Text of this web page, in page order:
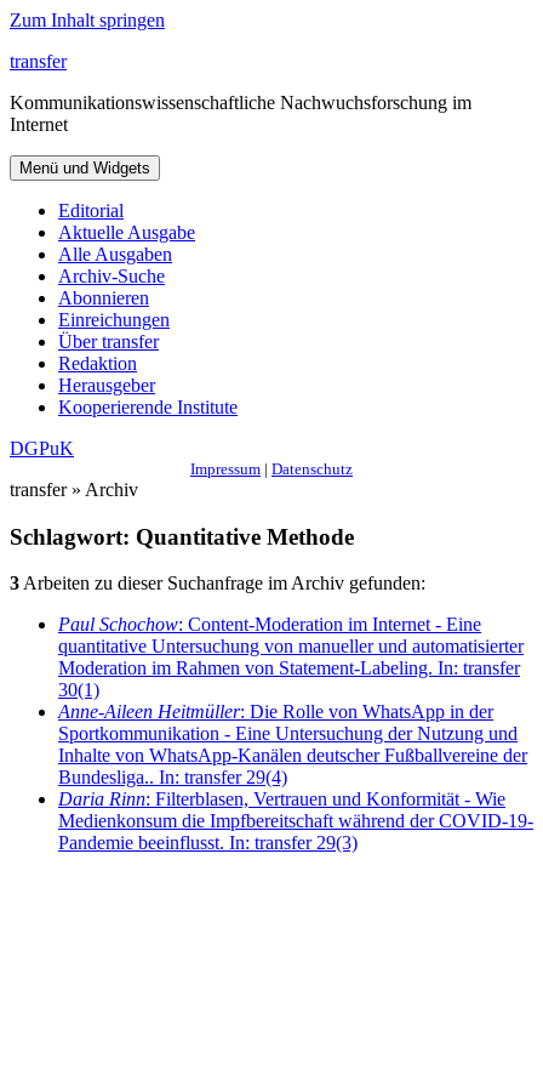
Zum Inhalt springen
transfer
Kommunikationswissenschaftliche Nachwuchsforschung im
Internet
Menü und Widgets
Editorial
Aktuelle Ausgabe
Alle Ausgaben
Archiv-Suche
Abonnieren
Einreichungen
Über transfer
Redaktion
Herausgeber
Kooperierende Institute
DGPuK
Impressum | Datenschutz
transfer » Archiv
Schlagwort: Quantitative Methode
3Arbeiten zu dieser Suchanfrage im Archiv gefunden:
Paul Schochow: Content-Moderation im Internet - Eine
quantitative Untersuchung von manueller und automatisierter
Moderation im Rahmen von Statement-Labeling. In: transfer
30(1)
Anne-Aileen Heitmüller: Die Rolle von WhatsApp in der
Sportkommunikation - Eine Untersuchung der Nutzung und
Inhalte von WhatsApp-Kanälen deutscher Fußballvereine der
Bundesliga.. In: transfer 29(4)
Daria Rinn: Filterblasen, Vertrauen und Konformität - Wie
Medienkonsum die Impfbereitschaft während der COVID-19-
Pandemie beeinflusst. In: transfer 29(3)